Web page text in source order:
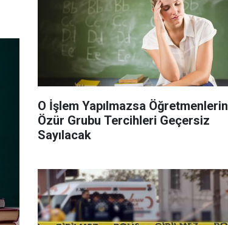
O İşlem Yapılmazsa Öğretmenlerin
Özür Grubu Tercihleri Geçersiz
Sayılacak